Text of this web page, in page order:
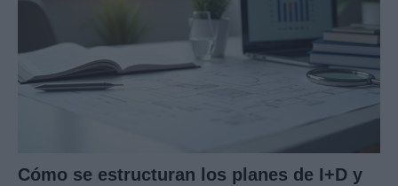
Cómo se estructuran los planes de I+D y